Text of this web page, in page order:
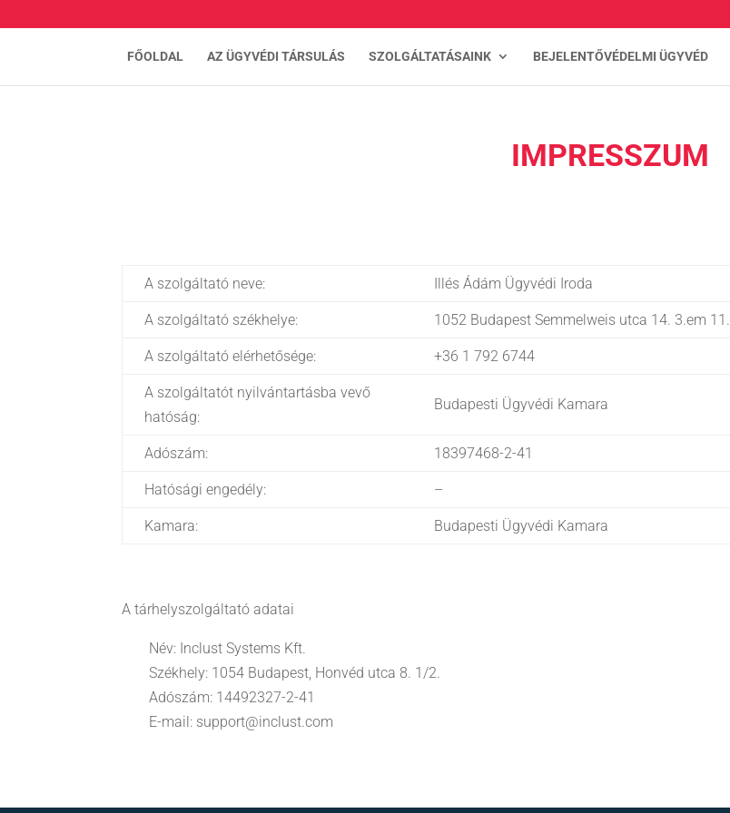
FŐOLDAL AZ ÜGYVÉDI TÁRSULÁS SZOLGÁLTATÁSAINK BEJELENTŐVÉDELMI ÜGYVÉD
IMPRESSZUM
A szolgáltató neve: Illés Ádám Ügyvédi Iroda
A szolgáltató székhelye: 1052 Budapest Semmelweis utca 14. 3.em 11.
A szolgáltató elérhetősége: +36 1 792 6744
A szolgáltatót nyilvántartásba vevő
hatóság:
Budapesti Ügyvédi Kamara
Adószám: 18397468-2-41
Hatósági engedély: –
Kamara: Budapesti Ügyvédi Kamara
A tárhelyszolgáltató adatai
Név: Inclust Systems Kft.
Székhely: 1054 Budapest, Honvéd utca 8. 1/2.
Adószám: 14492327-2-41
E-mail: support@inclust.com